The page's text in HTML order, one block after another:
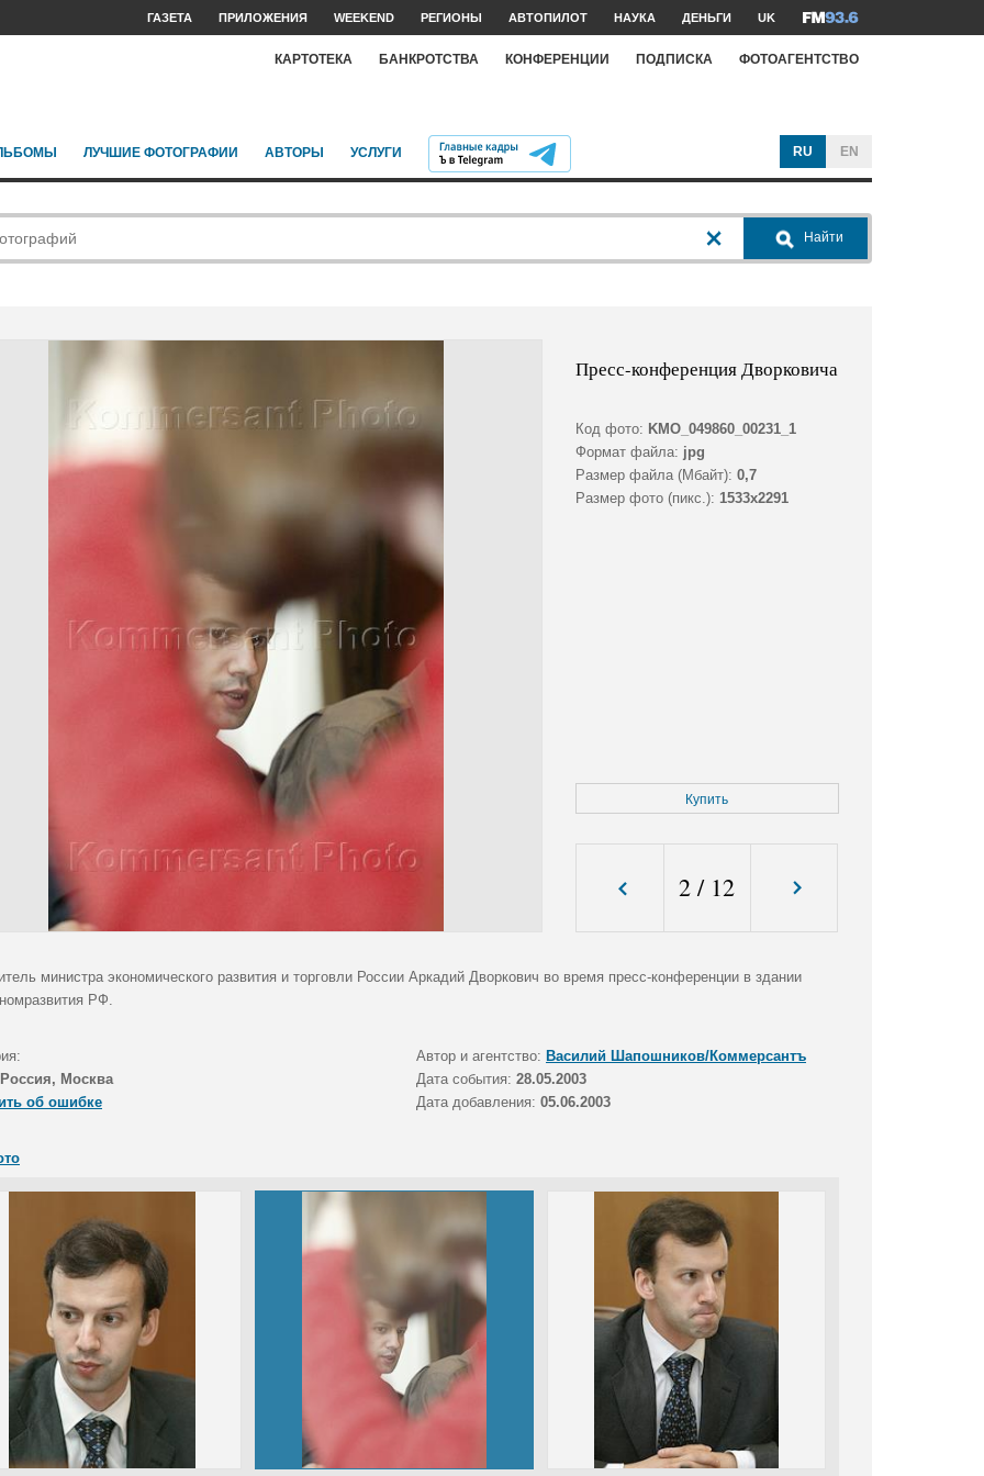
ГАЗЕТА ПРИЛОЖЕНИЯ WEEKEND РЕГИОНЫ АВТОПИЛОТ НАУКА ДЕНЬГИ UK
КАРТОТЕКА БАНКРОТСТВА КОНФЕРЕНЦИИ ПОДПИСКА ФОТОАГЕНТСТВО
ЛУЧШИЕ ФОТОГРАФИИ АВТОРЫ УСЛУГИ RU EN
Найти
Пресс-конференция Дворковича
Код фото: KMO_049860_00231_1
Формат файла: jpg
Размер файла (Мбайт): 0,7
Размер фото (пикс.): 1533x2291
Купить
2 / 12
министра экономического развития и торговли России Аркадий Дворкович во время пресс-конференции в здании
РФ.
Автор и агентство: Василий Шапошников/Коммерсантъ
Россия, Москва Дата события: 28.05.2003
об ошибке
Дата добавления: 05.06.2003